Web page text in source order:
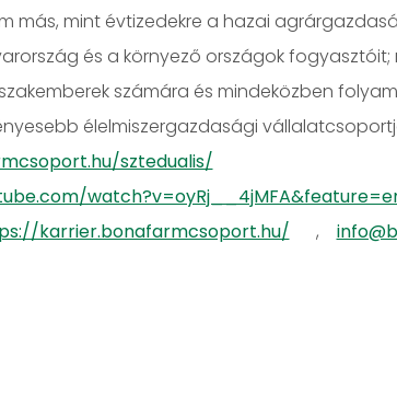
más, mint évtizedekre a hazai
és a környező országok
számára és mindeközben
élelmiszergazdasági
sztedualis/
karrier.bonafarmcsoport.hu/ ,